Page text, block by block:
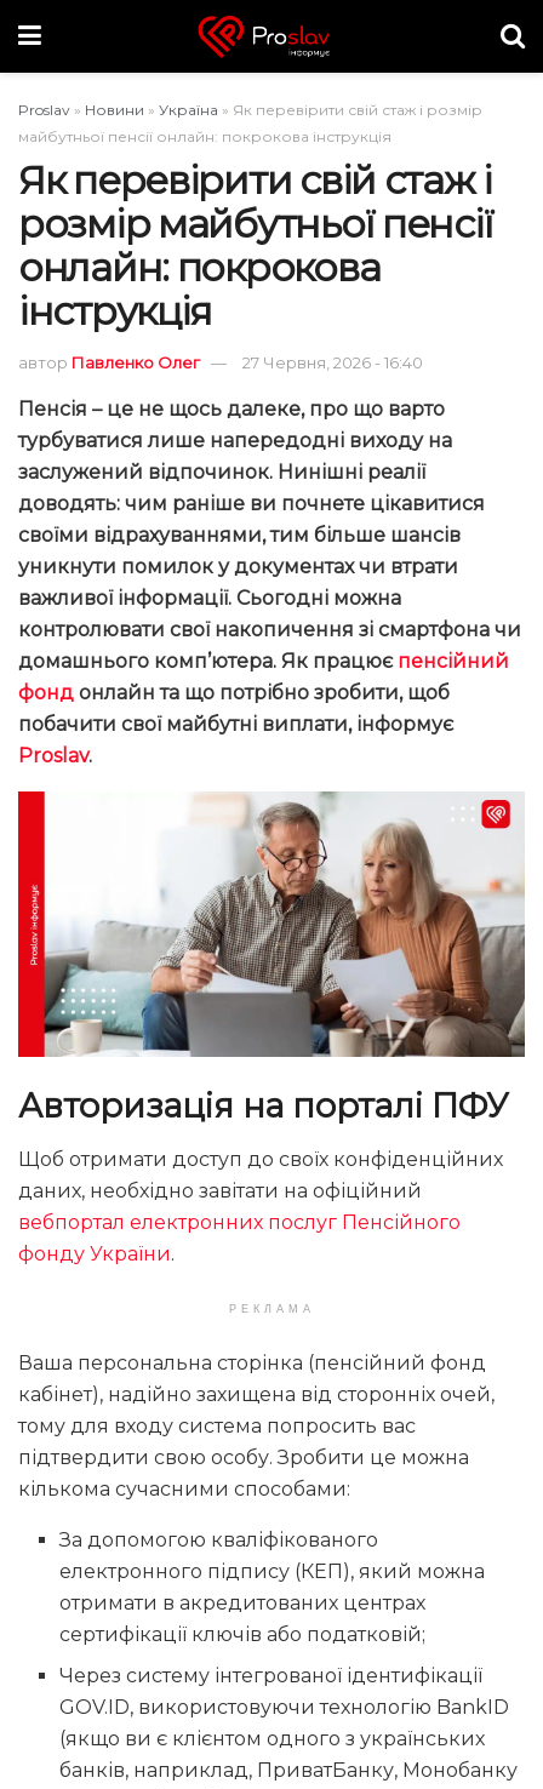
Proslav » Новини » Україна » Як перевірити свій стаж і розмір
майбутньої пенсії онлайн: покрокова інструкція
Як перевірити свій стаж і
розмір майбутньої пенсії
онлайн: покрокова
інструкція
автор Павленко Олег 27 Червня, 2026 - 16:40
Пенсія –це не щось далеке, про що варто
турбуватися лише напередодні виходу на
заслужений відпочинок. Нинішні реалії
доводять: чим раніше ви почнете цікавитися
своїми відрахуваннями, тим більше шансів
уникнути помилок у документах чи втрати
важливої інформації. Сьогодні можна
контролювати свої накопичення зі смартфона чи
домашнього комп’ютера. Як працює пенсійний
фонд онлайн та що потрібно зробити, щоб
побачити свої майбутні виплати, інформує
Proslav.
Авторизація на порталі ПФУ
Щоб отримати доступ до своїх конфіденційних
даних, необхідно завітати на офіційний
вебпортал електронних послуг Пенсійного
фонду України.
РЕКЛАМА
Ваша персональна сторінка (пенсійний фонд
кабінет), надійно захищена від сторонніх очей,
тому для входу система попросить вас
підтвердити свою особу. Зробити це можна
кількома сучасними способами:
За допомогою кваліфікованого
електронного підпису (КЕП), який можна
отримати в акредитованих центрах
сертифікації ключів або податковій;
Через систему інтегрованої ідентифікації
GOV.ID, використовуючи технологію BankID
(якщо ви є клієнтом одного з українських
банків, наприклад, ПриватБанку, Монобанку